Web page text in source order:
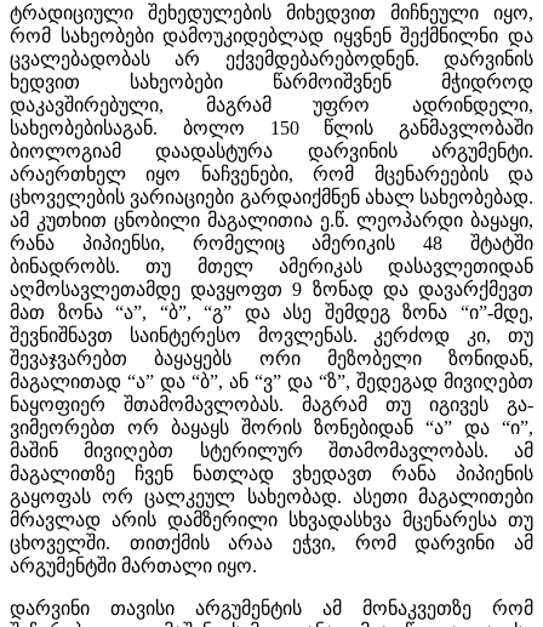
ტრადიციული შეხედულების მიხედვით მიჩნეული იყო,
რომ სახეობები დამოუკიდებლად იყვნენ შექმნილნი და
ცვალებადობას არ ექვემდებარებოდნენ. დარვინის
ხედვით სახეობები წარმოიშვნენ მჭიდროდ
დაკავშირებული, მაგრამ უფრო ადრინდელი,
სახეობებისაგან. ბოლო 150 წლის განმავლობაში
ბიოლოგიამ დაადასტურა დარვინის არგუმენტი.
არაერთხელ იყო ნაჩვენები, რომ მცენარეების და
ცხოველების ვარიაციები გარდაიქმნენ ახალ სახეობებად.
ამ კუთხით ცნობილი მაგალითია ე.წ. ლეოპარდი ბაყაყი,
რანა პიპიენსი, რომელიც ამერიკის 48 შტატში
ბინადრობს. თუ მთელ ამერიკას დასავლეთიდან
აღმოსავლეთამდე დავყოფთ 9 ზონად და დავარქმევთ
მათ ზონა “ა”, “ბ”, “გ” და ასე შემდეგ ზონა “ი”-მდე,
შევნიშნავთ საინტერესო მოვლენას. კერძოდ კი, თუ
შევაჯვარებთ ბაყაყებს ორი მეზობელი ზონიდან,
მაგალითად “ა” და “ბ”, ან “ვ” და “ზ”, შედეგად მივიღებთ
ნაყოფიერ შთამომავლობას. მაგრამ თუ იგივეს გა-
ვიმეორებთ ორ ბაყაყს შორის ზონებიდან “ა” და “ი”,
მაშინ მივიღებთ სტერილურ შთამომავლობას. ამ
მაგალითზე ჩვენ ნათლად ვხედავთ რანა პიპიენის
გაყოფას ორ ცალკეულ სახეობად. ასეთი მაგალითები
მრავლად არის დამზერილი სხვადასხვა მცენარესა თუ
ცხოველში. თითქმის არაა ეჭვი, რომ დარვინი ამ
არგუმენტში მართალი იყო.
დარვინი თავისი არგუმენტის ამ მონაკვეთზე რომ